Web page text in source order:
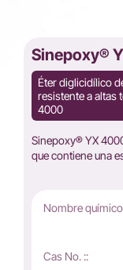
Sinepoxy®
Éter diglicidílico
resistente a altas
4000
Sinepoxy® YX
que contiene una
Nombre
Cas No. ::